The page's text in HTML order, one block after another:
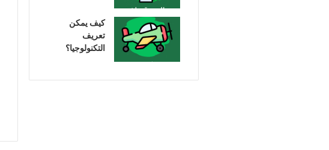
كيف يمكن
تعريف
التكنولوجيا؟